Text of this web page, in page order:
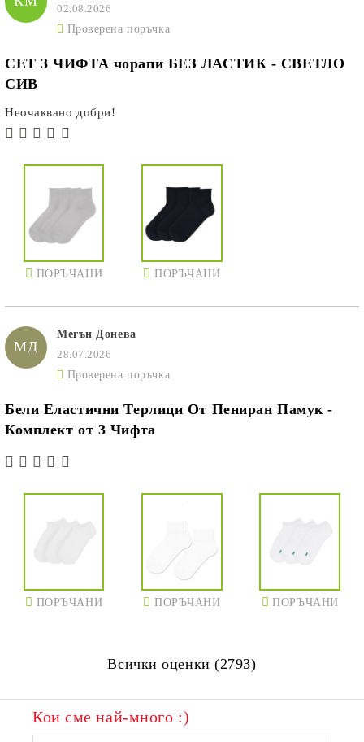
02.08.2026
Проверена поръчка
СЕТ 3 ЧИФТА чорапи БЕЗ ЛАСТИК - СВЕТЛО
СИВ
Неочаквано добри!
ПОРЪЧАНИ ПОРЪЧАНИ
МД
Мегън Донева
28.07.2026
Проверена поръчка
Бели Еластични Терлици От Пениран Памук -
Комплект от 3 Чифта
ПОРЪЧАНИ ПОРЪЧАНИ ПОРЪЧАНИ
Всички оценки (2793)
Кои сме най-много :)